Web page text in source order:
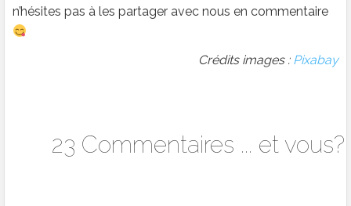
n’hésites pas à les partager avec nous en commentaire
Crédits images : Pixabay
23 Commentaires ... et vous?